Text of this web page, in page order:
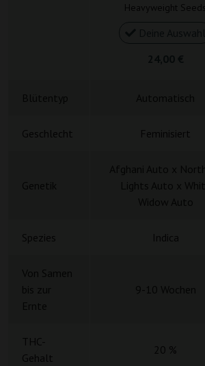
Heavyweight Seeds
Geschlecht Feminisiert
Spezies Indica
THC-
Gehalt
20 %